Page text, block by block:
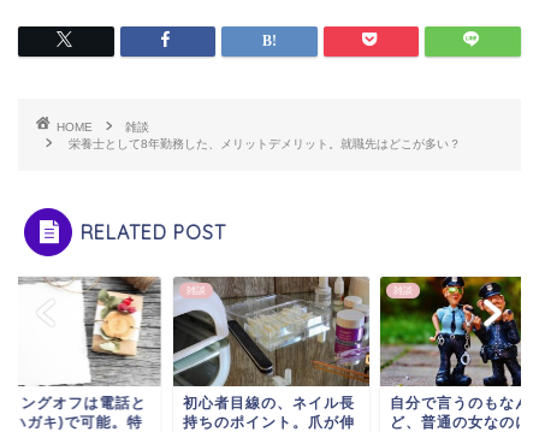
HOME
雑談
栄養士として8年勤務した、メリットデメリット。就職先はどこが多い？
RELATED POST
リングオフは電話と
(ハガキ)で可能。特
雑談
初心者目線の、ネイル長
持ちのポイント。爪が伸
雑談
自分で言うのもなん
ど、普通の女なのに